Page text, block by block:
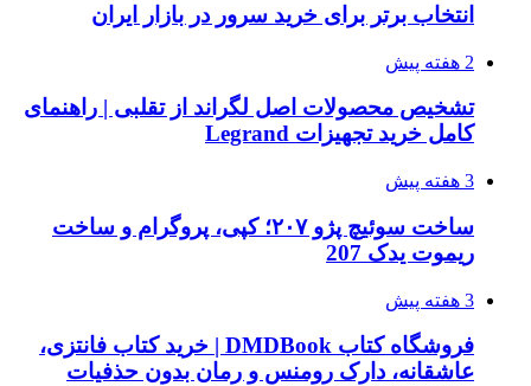
انتخاب برتر برای خرید سرور در بازار ایران
2 هفته پیش
تشخیص محصولات اصل لگراند از تقلبی | راهنمای
کامل خرید تجهیزات Legrand
3 هفته پیش
ساخت سوئیچ پژو ۲۰۷؛ کپی، پروگرام و ساخت
ریموت یدک 207
3 هفته پیش
فروشگاه کتاب DMDBook | خرید کتاب فانتزی،
عاشقانه، دارک رومنس و رمان بدون حذفیات